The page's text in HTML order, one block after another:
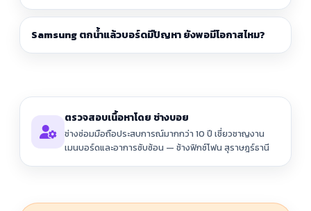
Samsung ตกน้ำแล้วบอร์ดมีปัญหา ยังพอมีโอกาสไหม?
ตรวจสอบเนื้อหาโดย ช่างบอย
ช่างซ่อมมือถือประสบการณ์มากกว่า 10 ปี เชี่ยวชาญงาน
เมนบอร์ดและอาการซับซ้อน — ช้างฟิกซ์โฟน สุราษฎร์ธานี